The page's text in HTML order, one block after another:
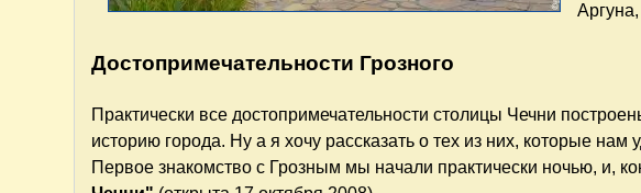
Достопримечательности Грозного
Практически все достопримечательности столицы Чечни
историю города. Ну а я хочу рассказать о тех из них, которые нам
Первое знакомство с Грозным мы начали практически ночью, и,